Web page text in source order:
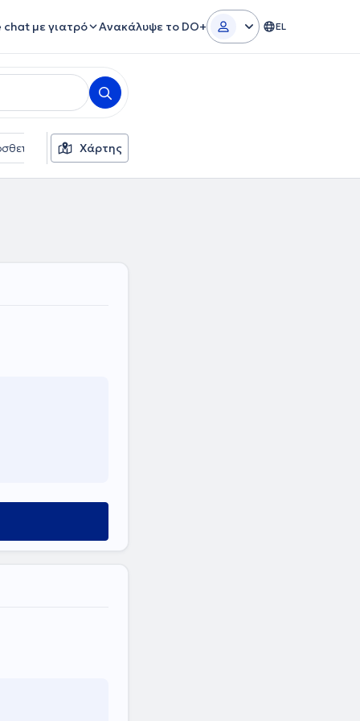
chat με γιατρό Ανακάλυψε το DO+ EL
φίλτρα Γλώσσες
Χάρτης